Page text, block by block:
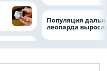
Популяция
леопарда